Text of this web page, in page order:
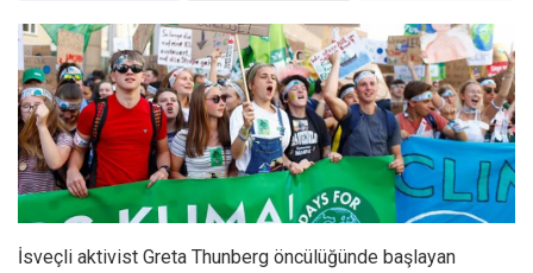
İsveçli aktivist Greta Thunberg öncülüğünde başlayan